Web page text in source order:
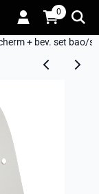
0
+ bev. set bao/